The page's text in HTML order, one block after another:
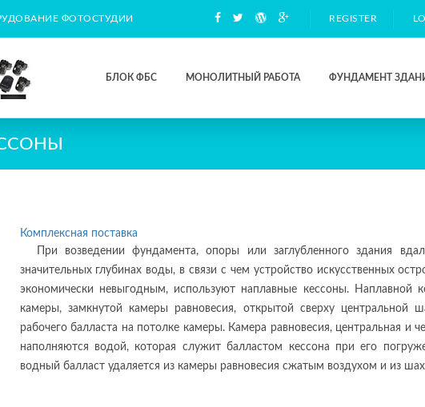
ФОТОСТУДИИ REGISTER
БЛОК ФБС МОНОЛИТНЫЙ РАБОТА ФУНДАМЕНТ
Комплексная поставка
При возведении фундамента, опоры или заглубленного здания
значительных глубинах воды, в связи с чем устройство искусственных
экономически невыгодным, используют наплавные кессоны. Наплавной
камеры, замкнутой камеры равновесия, открытой сверху центральной
рабочего балласта на потолке камеры. Камера равновесия, центральная и
наполняются водой, которая служит балластом кессона при его
водный балласт удаляется из камеры равновесия сжатым воздухом и из